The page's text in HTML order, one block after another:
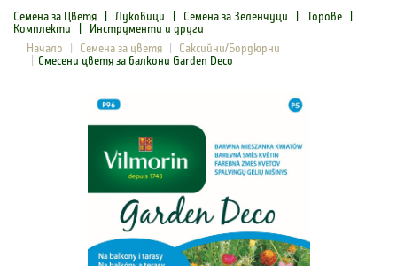
Семена за Цветя |Луковици Семена за Зеленчуци Торове
Комплекти
Инструменти и други
Начало
Семена за цветя
Саксийни/Бордюрни
Смесени цветя за балкони Garden Deco